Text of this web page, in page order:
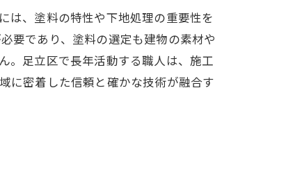
は、塗料の特性や下地処理の重要性を
要であり、塗料の選定も建物の素材や
。足立区で長年活動する職人は、施工
に密着した信頼と確かな技術が融合す